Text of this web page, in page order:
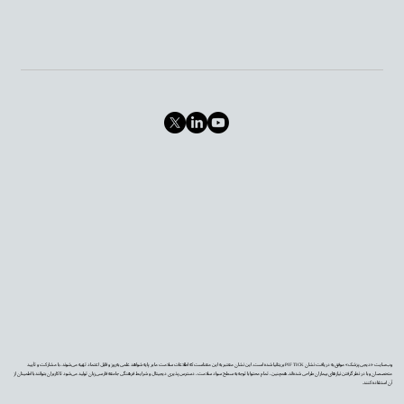
وب‌سایت «دیجی‌پزشک» موفق به دریافت نشان PIF TICK بریتانیا شده است. این نشان معتبر به این معناست که اطلاعات سلامت ما بر پایه شواهد علمی به‌روز و قابل اعتماد تهیه می‌شوند، با مشارکت و تأیید
متخصصان و با در نظر گرفتن نیازهای بیماران طراحی شده‌اند. همچنین، تمام محتوا با توجه به سطح سواد سلامت، دسترس‌پذیری دیجیتال و شرایط فرهنگی جامعه فارسی‌زبان تولید می‌شود تا کاربران بتوانند با اطمینان از
آن استفاده کنند.